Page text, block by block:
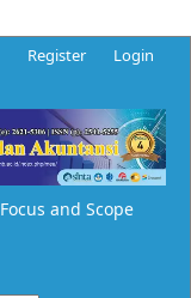
Focus and Scope
Register Login